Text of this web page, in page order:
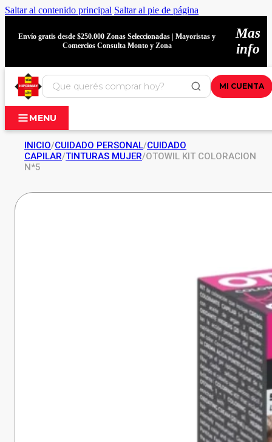
Saltar al contenido principal Saltar al pie de página
Envío gratis desde $250.000 Zonas Seleccionadas | Mayoristas y
Comercios Consulta Monto y Zona
Mas
info
MI CUENTA
MENU
INICIO/CUIDADO PERSONAL/CUIDADO
CAPILAR/TINTURAS MUJER/OTOWIL KIT COLORACION
N*5